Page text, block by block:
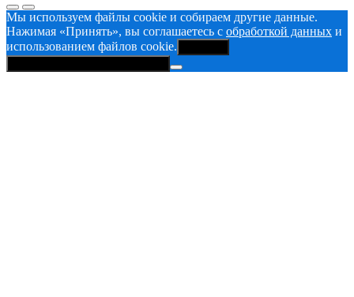
Мы используем файлы cookie и собираем другие данные.
Нажимая «Принять», вы соглашаетесь с обработкой данных и
использованием файлов cookie.